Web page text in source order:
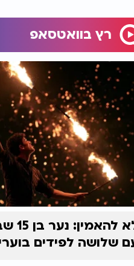
רץ בוואטסאפ
לא
שלושה לפידים